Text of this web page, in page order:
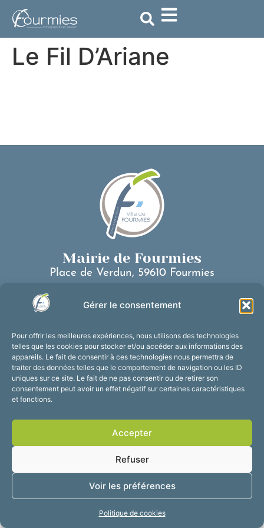
Gérer le consentement
Pour offrir les meilleures expériences, nous utilisons des technologies
telles que les cookies pour stocker et/ou accéder aux informations des
appareils. Le fait de consentir à ces technologies nous permettra de
traiter des données telles que le comportement de navigation ou les ID
uniques sur ce site. Le fait de ne pas consentir ou de retirer son
consentement peut avoir un effet négatif sur certaines caractéristiques
et fonctions.
Accepter
Refuser
Voir les préférences
Politique de cookies
principal
Le Fil D’Ariane
Mairie de Fourmies
Place de Verdun, 59610 Fourmies
Nous contacter
Du lundi au vendredi :
de 8h30 à 12h et de 13h30 à 17h30
Suivez-nous !
Mentions légales
Plan du site
Confidentialité
2025 © Propulsé par
Utopia